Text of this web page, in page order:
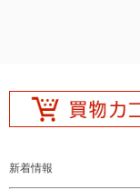
新着情報